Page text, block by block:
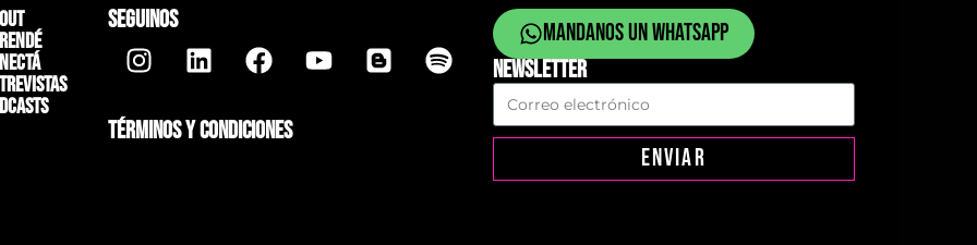
SEGUINOS
TÉRMINOS Y CONDICIONES
Mandanos un whatsapp
NEWSLETTER
ENVIAR